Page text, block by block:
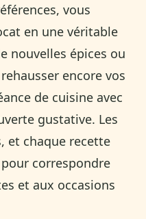
vous
en une véritable
nouvelles épices ou
encore vos
de cuisine avec
gustative. Les
et chaque recette
correspondre
et aux occasions